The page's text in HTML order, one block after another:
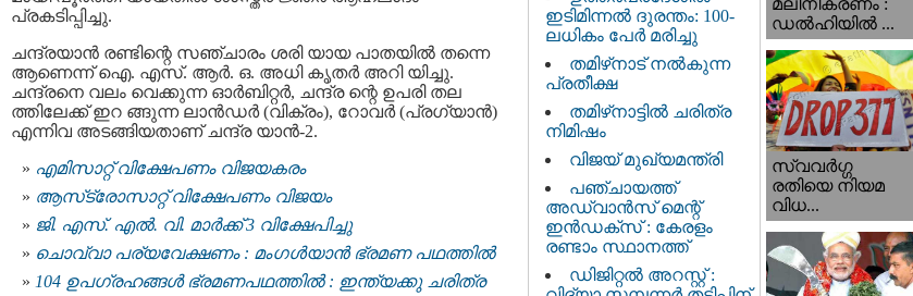
പ്രകടിപ്പിച്ചു.
ചന്ദ്രയാന്‍ രണ്ടിന്റെ സഞ്ചാരം ശരി യായ പാതയില്‍ തന്നെ
ആണെന്ന് ഐ. എസ്. ആര്‍. ഒ. അധി കൃതര്‍ അറി യിച്ചു.
ചന്ദ്രനെ വലം വെക്കുന്ന ഓര്‍ബിറ്റര്‍, ചന്ദ്ര ന്റെ ഉപരി തല
ത്തിലേക്ക് ഇറ ങ്ങുന്ന ലാന്‍ഡര്‍ (വിക്രം), റോവര്‍ (പ്രഗ്യാന്‍)
എന്നിവ അടങ്ങിയതാണ് ചന്ദ്ര യാന്‍-2.
എമിസാറ്റ് വിക്ഷേപണം വിജയകരം
ആസ്‌ട്രോസാറ്റ് വിക്ഷേപണം വിജയം
ജി. എസ്. എൽ. വി. മാർക്ക് 3 വിക്ഷേപിച്ചു
ചൊവ്വാ പര്യവേക്ഷണം : മംഗള്‍യാന്‍ ഭ്രമണ പഥത്തില്‍
104 ഉപഗ്രഹങ്ങൾ ഭ്രമണപഥത്തിൽ : ഇന്ത്യക്കു ചരിത്ര
ഇടിമിന്നൽ ദുരന്തം: 100-
ലധികം പേർ മരിച്ചു
തമിഴ്‌നാട് നൽകുന്ന
പ്രതീക്ഷ
തമിഴ്‌നാട്ടില്‍ ചരിത്ര
നിമിഷം
വിജയ് മുഖ്യമന്ത്രി
പഞ്ചായത്ത്
അഡ്വാൻസ് മെന്റ്
ഇൻഡക്സ് : കേരളം
രണ്ടാം സ്ഥാനത്ത്
ഡിജിറ്റൽ അറസ്റ്റ് :
ഡൽഹിയിൽ ...
സ്വവര്‍ഗ്ഗ
രതിയെ നിയമ
വിധ...